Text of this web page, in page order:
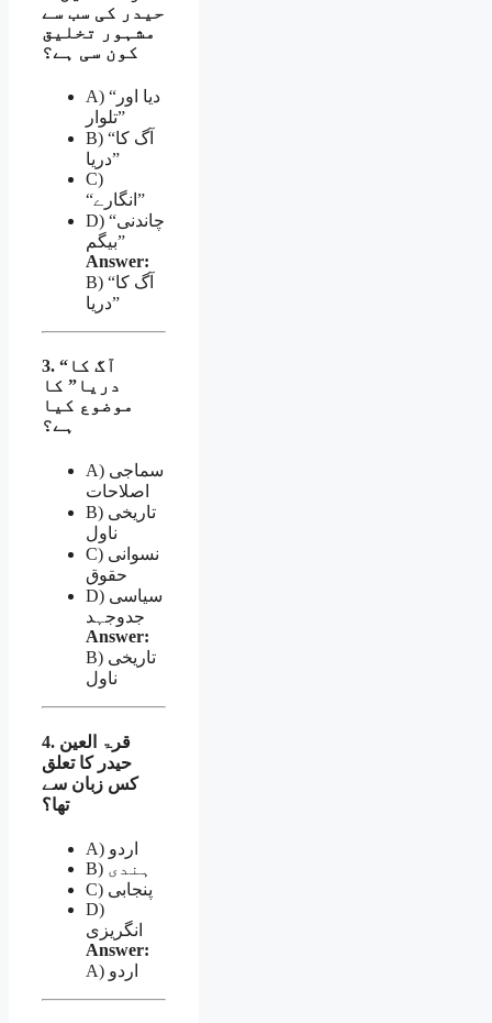
حیدر کی سب سے
مشہور تخلیق
کون سی ہے؟
A) “دیا اور
تلوار”
B) “آگ کا
دریا”
C)
“انگارے”
D) “چاندنی
بیگم”
Answer:
B) “آگ کا
دریا”
3. “آگ کا
دریا” کا
موضوع کیا
ہے؟
A) سماجی
اصلاحات
B) تاریخی
ناول
C) نسوانی
حقوق
D) سیاسی
جدوجہد
Answer:
B) تاریخی
ناول
4. قرۃ العین
حیدر کا تعلق
کس زبان سے
تھا؟
A) اردو
B) ہندی
C) پنجابی
D)
انگریزی
Answer:
A) اردو